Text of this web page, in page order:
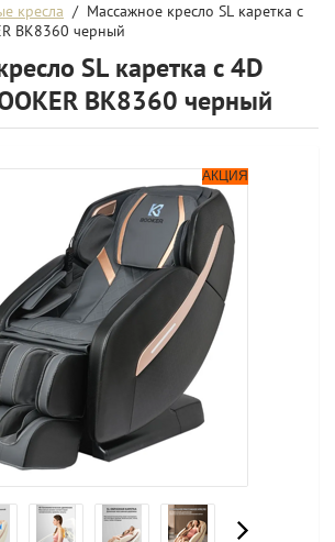
кресла
  /  Массажное кресло SL каретка с
BK8360 черный
SL каретка с 4D
BK8360 черный
АКЦИЯ